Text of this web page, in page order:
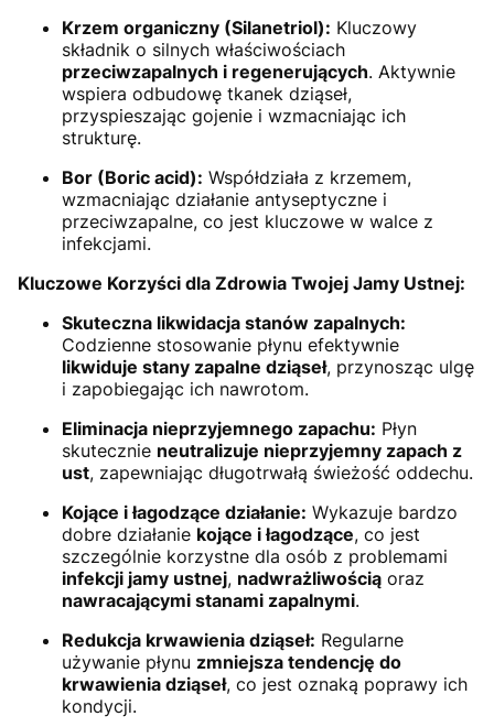
Krzem organiczny (Silanetriol): Kluczowy
składnik o silnych właściwościach
przeciwzapalnych i regenerujących. Aktywnie
wspiera odbudowę tkanek dziąseł,
przyspieszając gojenie i wzmacniając ich
strukturę.
Bor (Boric acid): Współdziała z krzemem,
wzmacniając działanie antyseptyczne i
przeciwzapalne, co jest kluczowe w walce z
infekcjami.
Kluczowe Korzyści dla Zdrowia Twojej Jamy Ustnej:
Skuteczna likwidacja stanów zapalnych:
Codzienne stosowanie płynu efektywnie
likwiduje stany zapalne dziąseł, przynosząc ulgę
i zapobiegając ich nawrotom.
Eliminacja nieprzyjemnego zapachu: Płyn
skutecznie neutralizuje nieprzyjemny zapach z
ust, zapewniając długotrwałą świeżość oddechu.
Kojące i łagodzące działanie: Wykazuje bardzo
dobre działanie kojące i łagodzące, co jest
szczególnie korzystne dla osób z problemami
infekcji jamy ustnej, nadwrażliwością oraz
nawracającymi stanami zapalnymi.
Redukcja krwawienia dziąseł: Regularne
używanie płynu zmniejsza tendencję do
krwawienia dziąseł, co jest oznaką poprawy ich
kondycji.